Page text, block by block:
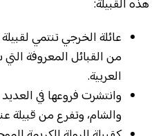
هذه القبيلة:
عائلة الخرجي تنتمي
من القبائل المعروفة
العربية.
وانتشرت فروعها في
والشام، وتفرع من قبيلة